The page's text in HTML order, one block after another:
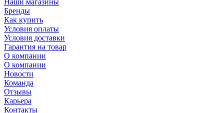
Наши магазины
Бренды
Как купить
Условия оплаты
Условия доставки
Гарантия на товар
О компании
О компании
Новости
Команда
Отзывы
Карьера
Контакты